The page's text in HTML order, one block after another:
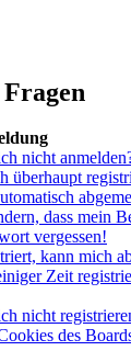
nicht
überhaupt
dass mein
vergessen!
kann mich
Zeit
nicht
des